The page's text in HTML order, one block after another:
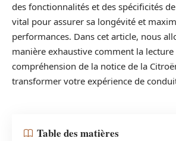
des fonctionnalités et des spécificités
vital pour assurer sa longévité et
performances. Dans cet article, nous
manière exhaustive comment la lecture
compréhension de la notice de la
transformer votre expérience de
Table des matières